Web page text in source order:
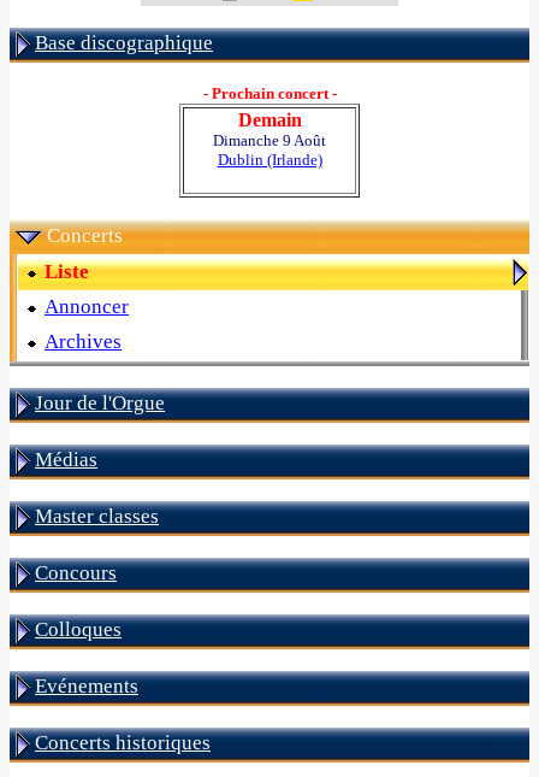
Base discographique
- Prochain concert -
Demain
Dimanche 9 Août
Dublin (Irlande)
Concerts
Liste
Annoncer
Archives
Jour de l'Orgue
Médias
Master classes
Concours
Colloques
Evénements
Concerts historiques